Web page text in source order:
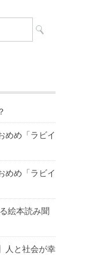
めめ「ラビイ
めめ「ラビイ
絵本読み聞
人と社会が幸